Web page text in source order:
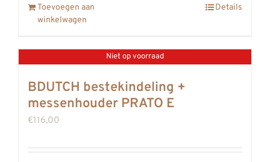
Toevoegen aan
winkelwagen
Details
Niet op voorraad
BDUTCH bestekindeling +
messenhouder PRATO E
€116,00